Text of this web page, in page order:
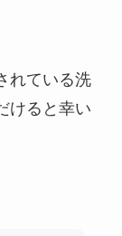
れている洗
けると幸い